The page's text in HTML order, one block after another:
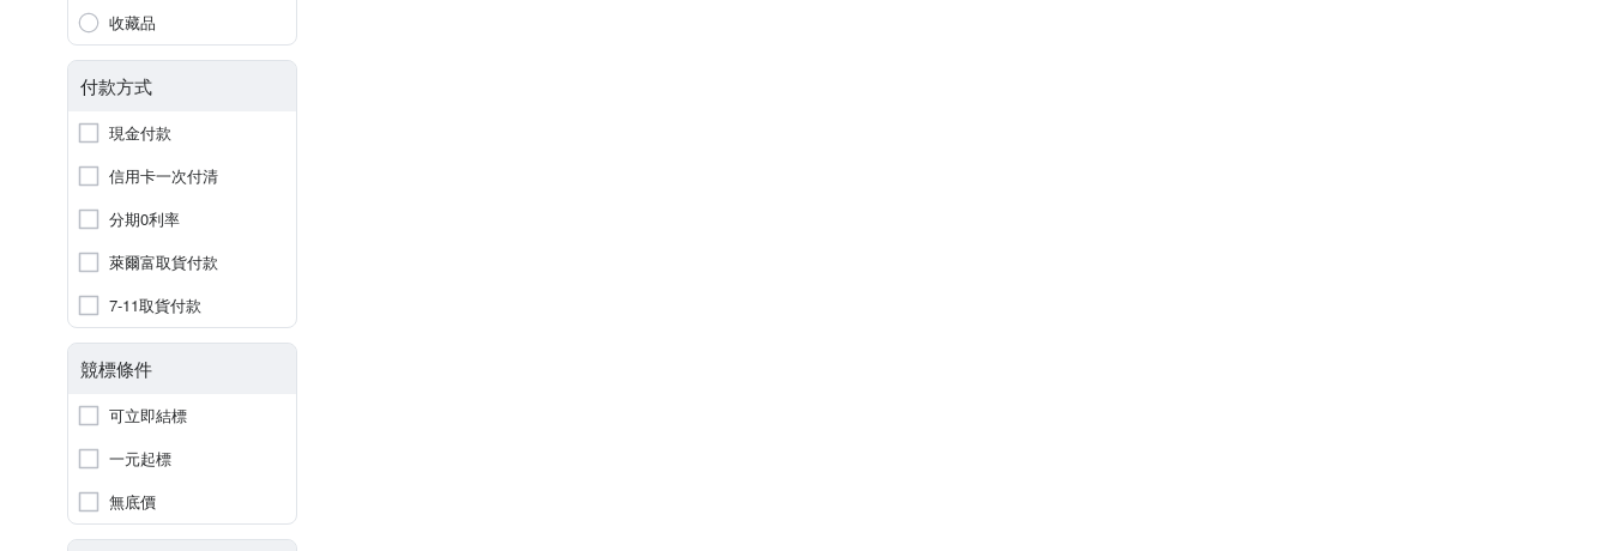
收藏品
付款方式
現金付款
信用卡一次付清
分期0利率
萊爾富取貨付款
7-11取貨付款
競標條件
可立即結標
一元起標
無底價